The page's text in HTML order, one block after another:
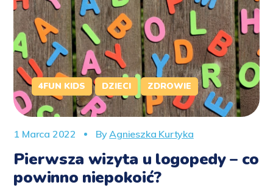
4FUN KIDS DZIECI ZDROWIE
1 Marca 2022 ByAgnieszka Kurtyka
Pierwsza wizyta u logopedy – co
powinno niepokoić?